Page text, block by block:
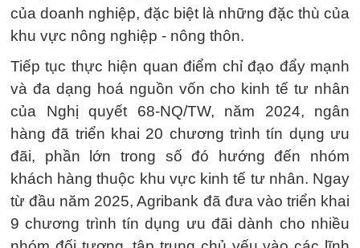
của doanh nghiệp, đặc biệt là những đặc thù của
khu vực nông nghiệp - nông thôn.
Tiếp tục thực hiện quan điểm chỉ đạo đẩy mạnh
và đa dạng hoá nguồn vốn cho kinh tế tư nhân
của Nghị quyết 68-NQ/TW, năm 2024, ngân
hàng đã triển khai 20 chương trình tín dụng ưu
đãi, phần lớn trong số đó hướng đến nhóm
khách hàng thuộc khu vực kinh tế tư nhân. Ngay
từ đầu năm 2025, Agribank đã đưa vào triển khai
9 chương trình tín dụng ưu đãi dành cho nhiều